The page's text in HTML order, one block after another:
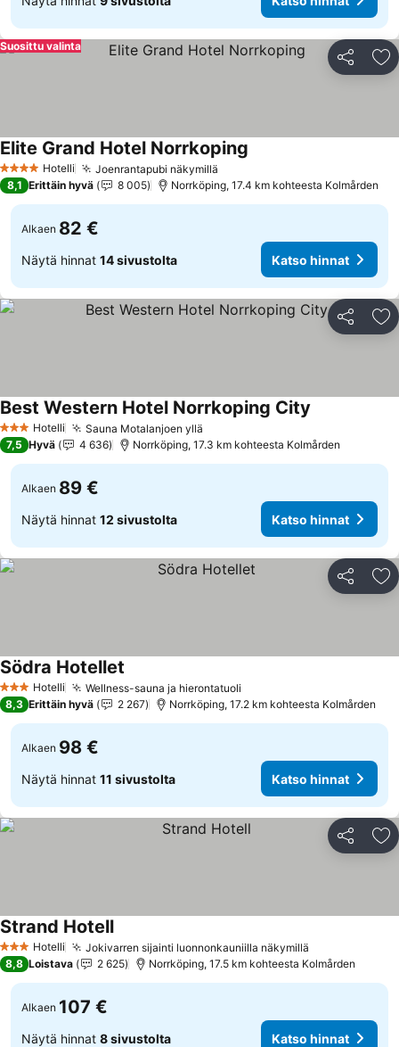
Jaa
Suosittu valinta
4 Tähtiluokitus
Hotelli Joenrantapubi näkymillä
Elite Grand Hotel Norrkoping
8,1 Erittäin hyvä 8 005 Norrköping, 17.4 km kohteesta Kolmården
Alkaen 82 €
Näytä hinnat 14 sivustolta Katso hinnat
Jaa
3 Tähtiluokitus
Hotelli Sauna Motalanjoen yllä
Best Western Hotel Norrkoping City
7,5 Hyvä 4 636 Norrköping, 17.3 km kohteesta Kolmården
Alkaen 89 €
Näytä hinnat 12 sivustolta Katso hinnat
Jaa
3 Tähtiluokitus
Hotelli Wellness-sauna ja hierontatuoli
Södra Hotellet
8,3 Erittäin hyvä 2 267 Norrköping, 17.2 km kohteesta Kolmården
Alkaen 98 €
Näytä hinnat 11 sivustolta Katso hinnat
Jaa
3 Tähtiluokitus
Hotelli Jokivarren sijainti luonnonkauniilla näkymillä
Strand Hotell
8,8 Loistava 2 625 Norrköping, 17.5 km kohteesta Kolmården
Alkaen 107 €
Näytä hinnat 8 sivustolta Katso hinnat